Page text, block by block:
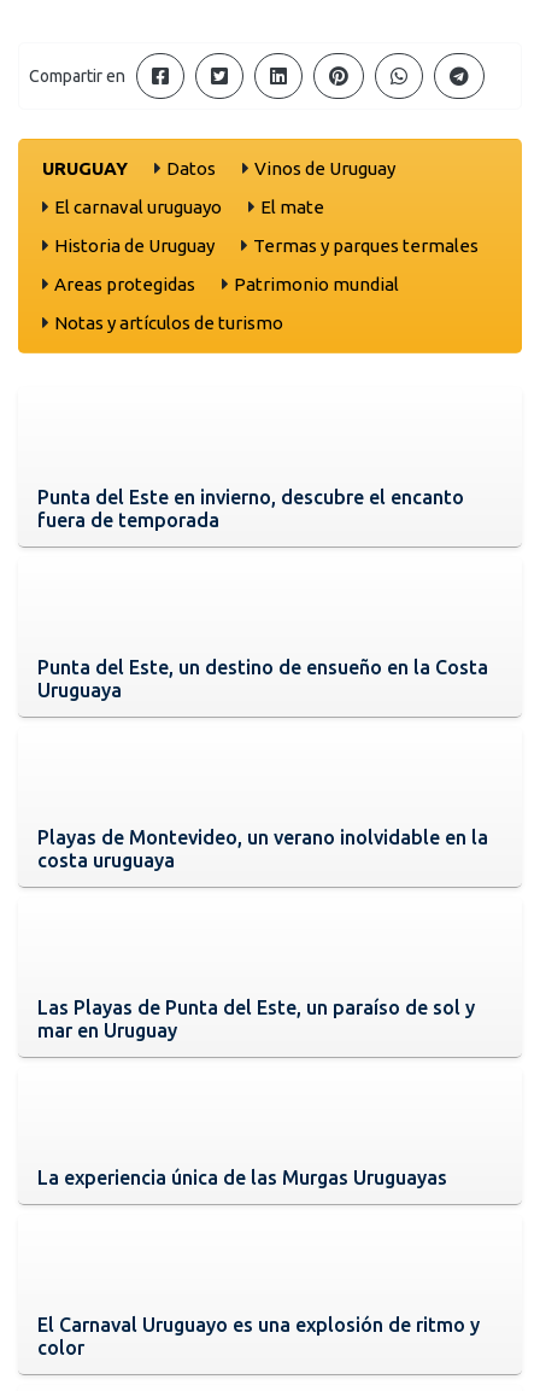
Compartir en
URUGUAY Datos
Vinos de Uruguay
El carnaval uruguayo
El mate
Historia de Uruguay
Termas y parques termales
Areas protegidas
Patrimonio mundial
Notas y artículos de turismo
Punta del Este en invierno, descubre el encanto
fuera de temporada
Punta del Este, un destino de ensueño en la Costa
Uruguaya
Playas de Montevideo, un verano inolvidable en la
costa uruguaya
Las Playas de Punta del Este, un paraíso de sol y
mar en Uruguay
La experiencia única de las Murgas Uruguayas
El Carnaval Uruguayo es una explosión de ritmo y
color